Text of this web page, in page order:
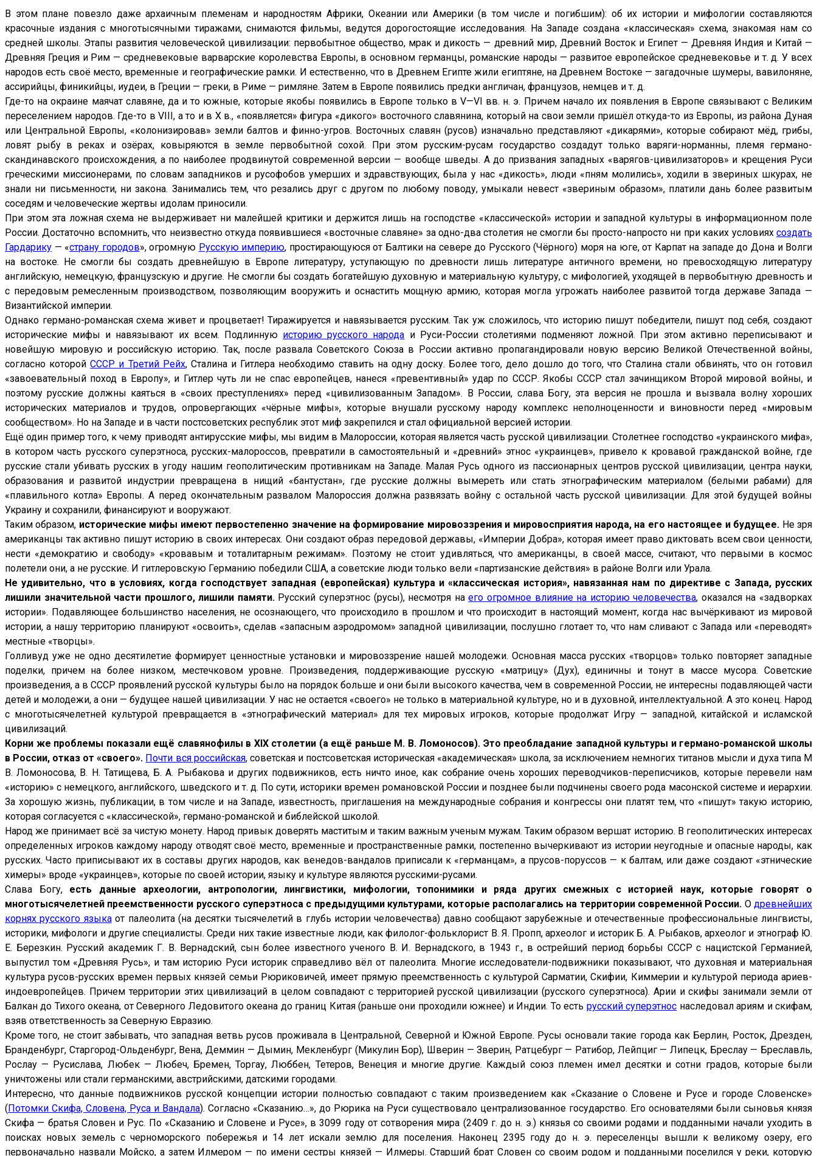
В этом плане повезло даже архаичным племенам и народностям Африки, Океании или Америки (в том числе и погибшим): об их истории и мифологии составляются
красочные издания с многотысячными тиражами, снимаются фильмы, ведутся дорогостоящие исследования. На Западе создана «классическая» схема, знакомая нам со
средней школы. Этапы развития человеческой цивилизации: первобытное общество, мрак и дикость — древний мир, Древний Восток и Египет — Древняя Индия и Китай —
Древняя Греция и Рим — средневековые варварские королевства Европы, в основном германцы, романские народы — развитое европейское средневековье и т. д. У всех
народов есть своё место, временные и географические рамки. И естественно, что в Древнем Египте жили египтяне, на Древнем Востоке — загадочные шумеры, вавилоняне,
ассирийцы, финикийцы, иудеи, в Греции — греки, в Риме — римляне. Затем в Европе появились предки англичан, французов, немцев и т. д.
Где-то на окраине маячат славяне, да и то южные, которые якобы появились в Европе только в V—VI вв. н. э. Причем начало их появления в Европе связывают с Великим
переселением народов. Где-то в VIII, а то и в X в., «появляется» фигура «дикого» восточного славянина, который на свои земли пришёл откуда-то из Европы, из района Дуная
или Центральной Европы, «колонизировав» земли балтов и финно-угров. Восточных славян (русов) изначально представляют «дикарями», которые собирают мёд, грибы,
ловят рыбу в реках и озёрах, ковыряются в земле первобытной сохой. При этом русским-русам государство создадут только варяги-норманны, племя германо-
скандинавского происхождения, а по наиболее продвинутой современной версии — вообще шведы. А до призвания западных «варягов-цивилизаторов» и крещения Руси
греческими миссионерами, по словам западников и русофобов умерших и здравствующих, была у нас «дикость», люди «пням молились», ходили в звериных шкурах, не
знали ни письменности, ни закона. Занимались тем, что резались друг с другом по любому поводу, умыкали невест «звериным образом», платили дань более развитым
соседям и человеческие жертвы идолам приносили.
При этом эта ложная схема не выдерживает ни малейшей критики и держится лишь на господстве «классической» истории и западной культуры в информационном поле
России. Достаточно вспомнить, что неизвестно откуда появившиеся «восточные славяне» за одно-два столетия не смогли бы просто-напросто ни при каких условиях создать
Гардарику — «страну городов», огромную Русскую империю, простирающуюся от Балтики на севере до Русского (Чёрного) моря на юге, от Карпат на западе до Дона и Волги
на востоке. Не смогли бы создать древнейшую в Европе литературу, уступающую по древности лишь литературе античного времени, но превосходящую литературу
английскую, немецкую, французскую и другие. Не смогли бы создать богатейшую духовную и материальную культуру, с мифологией, уходящей в первобытную древность и
с передовым ремесленным производством, позволяющим вооружить и оснастить мощную армию, которая могла угрожать наиболее развитой тогда державе Запада —
Византийской империи.
Однако германо-романская схема живет и процветает! Тиражируется и навязывается русским. Так уж сложилось, что историю пишут победители, пишут под себя, создают
исторические мифы и навязывают их всем. Подлинную историю русского народа и Руси-России столетиями подменяют ложной. При этом активно переписывают и
новейшую мировую и российскую историю. Так, после развала Советского Союза в России активно пропагандировали новую версию Великой Отечественной войны,
согласно которойСССР и Третий Рейх, Сталина и Гитлера необходимо ставить на одну доску. Более того, дело дошло до того, что Сталина стали обвинять, что он готовил
«завоевательный поход в Европу», и Гитлер чуть ли не спас европейцев, нанеся «превентивный» удар по СССР. Якобы СССР стал зачинщиком Второй мировой войны, и
поэтому русские должны каяться в «своих преступлениях» перед «цивилизованным Западом». В России, слава Богу, эта версия не прошла и вызвала волну хороших
исторических материалов и трудов, опровергающих «чёрные мифы», которые внушали русскому народу комплекс неполноценности и виновности перед «мировым
сообществом». Но на Западе и в части постсоветских республик этот миф закрепился и стал официальной версией истории.
Ещё один пример того, к чему приводят антирусские мифы, мы видим в Малороссии, которая является часть русской цивилизации. Столетнее господство «украинского мифа»,
в котором часть русского суперэтноса, русских-малороссов, превратили в самостоятельный и «древний» этнос «украинцев», привело к кровавой гражданской войне, где
русские стали убивать русских в угоду нашим геополитическим противникам на Западе. Малая Русь одного из пассионарных центров русской цивилизации, центра науки,
образования и развитой индустрии превращена в нищий «бантустан», где русские должны вымереть или стать этнографическим материалом (белыми рабами) для
«плавильного котла» Европы. А перед окончательным развалом Малороссия должна развязать войну с остальной часть русской цивилизации. Для этой будущей войны
Украину и сохранили, финансируют и вооружают.
Таким образом, исторические мифы имеют первостепенно значение на формирование мировоззрения и мировосприятия народа, на его настоящее и будущее. Не зря
американцы так активно пишут историю в своих интересах. Они создают образ передовой державы, «Империи Добра», которая имеет право диктовать всем свои ценности,
нести «демократию и свободу» «кровавым и тоталитарным режимам». Поэтому не стоит удивляться, что американцы, в своей массе, считают, что первыми в космос
полетели они, а не русские. И гитлеровскую Германию победили США, а советские люди только вели «партизанские действия» в районе Волги или Урала.
Не удивительно, что в условиях, когда господствует западная (европейская) культура и «классическая история», навязанная нам по директиве с Запада, русских
лишили значительной части прошлого, лишили памяти.Русский суперэтнос (русы), несмотря наего огромное влияние на историю человечества, оказался на «задворках
истории». Подавляющее большинство населения, не осознающего, что происходило в прошлом и что происходит в настоящий момент, когда нас вычёркивают из мировой
истории, а нашу территорию планируют «освоить», сделав «запасным аэродромом» западной цивилизации, послушно глотает то, что нам сливают с Запада или «переводят»
местные «творцы».
Голливуд уже не одно десятилетие формирует ценностные установки и мировоззрение нашей молодежи. Основная масса русских «творцов» только повторяет западные
поделки, причем на более низком, местечковом уровне. Произведения, поддерживающие русскую «матрицу» (Дух), единичны и тонут в массе мусора. Советские
произведения, а в СССР проявлений русской культуры было на порядок больше и они были высокого качества, чем в современной России, не интересны подавляющей части
детей и молодежи, а они — будущее нашей цивилизации. У нас не остается «своего» не только в материальной культуре, но и в духовной, интеллектуальной. А это конец. Народ
с многотысячелетней культурой превращается в «этнографический материал» для тех мировых игроков, которые продолжат Игру — западной, китайской и исламской
цивилизаций.
Корни же проблемы показали ещё славянофилы в XIX столетии (а ещё раньше М. В. Ломоносов). Это преобладание западной культуры и германо-романской школы
в России, отказ от «своего». Почти вся российская, советская и постсоветская историческая «академическая» школа, за исключением немногих титанов мысли и духа типа М
В. Ломоносова, В. Н. Татищева, Б. А. Рыбакова и других подвижников, есть ничто иное, как собрание очень хороших переводчиков-переписчиков, которые перевели нам
«историю» с немецкого, английского, шведского и т. д. По сути, историки времен романовской России и позднее были подчинены своего рода масонской системе и иерархии.
За хорошую жизнь, публикации, в том числе и на Западе, известность, приглашения на международные собрания и конгрессы они платят тем, что «пишут» такую историю,
которая согласуется с «классической», германо-романской и библейской школой.
Народ же принимает всё за чистую монету. Народ привык доверять маститым и таким важным ученым мужам. Таким образом вершат историю. В геополитических интересах
определенных игроков каждому народу отводят своё место, временные и пространственные рамки, постепенно вычеркивают из истории неугодные и опасные народы, как
русских. Часто приписывают их в составы других народов, как венедов-вандалов приписали к «германцам», а прусов-поруссов — к балтам, или даже создают «этнические
химеры» вроде «украинцев», которые по своей истории, языку и культуре являются русскими-русами.
Слава Богу,есть данные археологии, антропологии, лингвистики, мифологии, топонимики и ряда других смежных с историей наук, которые говорят о
многотысячелетней преемственности русского суперэтноса с предыдущими культурами, которые располагались на территории современной России. Одревнейших
корнях русского языкаот палеолита (на десятки тысячелетий в глубь истории человечества) давно сообщают зарубежные и отечественные профессиональные лингвисты,
историки, мифологи и другие специалисты. Среди них такие известные люди, как филолог-фольклорист В. Я. Пропп, археолог и историк Б. А. Рыбаков, археолог и этнограф Ю.
Е. Березкин. Русский академик Г. В. Вернадский, сын более известного ученого В. И. Вернадского, в 1943 г., в острейший период борьбы СССР с нацистской Германией,
выпустил том «Древняя Русь», и там историю Руси историк справедливо вёл от палеолита. Многие исследователи-подвижники показывают, что духовная и материальная
культура русов-русских времен первых князей семьи Рюриковичей, имеет прямую преемственность с культурой Сарматии, Скифии, Киммерии и культурой периода ариев-
индоевропейцев. Причем территории этих цивилизаций в целом совпадают с территорией русской цивилизации (русского суперэтноса). Арии и скифы занимали земли от
Балкан до Тихого океана, от Северного Ледовитого океана до границ Китая (раньше они проходили южнее) и Индии. То есть русский суперэтнос наследовал ариям и скифам,
взяв ответственность за Северную Евразию.
Кроме того, не стоит забывать, что западная ветвь русов проживала в Центральной, Северной и Южной Европе. Русы основали такие города как Берлин, Росток, Дрезден,
Бранденбург, Старгород-Ольденбург, Вена, Деммин — Дымин, Мекленбург (Микулин Бор), Шверин — Зверин, Ратцебург — Ратибор, Лейпциг — Липецк, Бреслау — Бреславль,
Рослау — Русислава, Любек — Любеч, Бремен, Торгау, Люббен, Тетеров, Венеция и многие другие. Каждый союз племен имел десятки и сотни градов, которые были
уничтожены или стали германскими, австрийскими, датскими городами.
Интересно, что данные подвижников русской концепции истории полностью совпадают с таким произведением как «Сказание о Словене и Русе и городе Словенске»
( Потомки Скифа, Словена, Руса и Вандала). Согласно «Сказанию…», до Рюрика на Руси существовало централизованное государство. Его основателями были сыновья князя
Скифа — братья Словен и Рус. По «Сказанию и Словене и Русе», в 3099 году от сотворения мира (2409 г. до н. э.) князья со своими родами и подданными начали уходить в
поисках новых земель с черноморского побережья и 14 лет искали землю для поселения. Наконец 2395 году до н. э. переселенцы вышли к великому озеру, его
первоначально назвали Мойско, а затем Илмером — по имени сестры князей — Илмеры. Старший брат Словен со своим родом и подданными поселился у реки, которую